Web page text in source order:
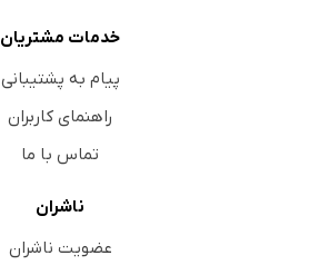
خدمات مشتریان
پیام به پشتیبانی
راهنمای کاربران
تماس با ما
ناشران
عضویت ناشران